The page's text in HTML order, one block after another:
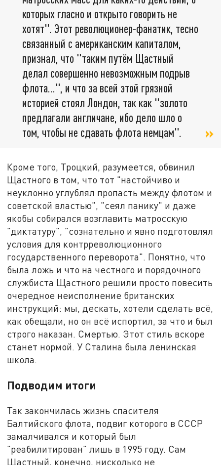
которых гласно и открыто говорить не
хотят". Этот революционер-фанатик, тесно
связанный с американским капиталом,
признал, что "таким путём Щастный
делал совершенно невозможным подрыв
флота…", и что за всей этой грязной
историей стоял Лондон, так как "золото
предлагали англичане, ибо дело шло о
том, чтобы не сдавать флота немцам".
Кроме того, Троцкий, разумеется, обвинил
Щастного в том, что тот "настойчиво и
неуклонно углублял пропасть между флотом и
советской властью", "сеял панику" и даже
якобы собирался возглавить матросскую
"диктатуру", "сознательно и явно подготовлял
условия для контрреволюционного
государственного переворота". Понятно, что
была ложь и что на честного и порядочного
службиста Щастного решили просто повесить
очередное неисполнение британских
инструкций: мы, дескать, хотели сделать всё,
как обещали, но он всё испортил, за что и был
строго наказан. Смертью. Этот стиль вскоре
станет нормой. У Сталина была ленинская
школа.
Подводим итоги
Так закончилась жизнь спасителя
Балтийского флота, подвиг которого в СССР
замалчивался и который был
"реабилитирован" лишь в 1995 году. Сам
Щастный, конечно, нисколько не